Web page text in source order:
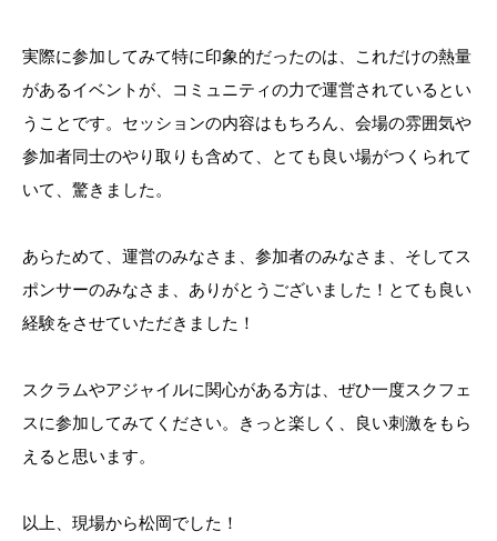
実際に参加してみて特に印象的だったのは、これだけの熱量
があるイベントが、コミュニティの力で運営されているとい
うことです。セッションの内容はもちろん、会場の雰囲気や
参加者同士のやり取りも含めて、とても良い場がつくられて
いて、驚きました。
あらためて、運営のみなさま、参加者のみなさま、そしてス
ポンサーのみなさま、ありがとうございました！とても良い
経験をさせていただきました！
スクラムやアジャイルに関心がある方は、ぜひ一度スクフェ
スに参加してみてください。きっと楽しく、良い刺激をもら
えると思います。
以上、現場から松岡でした！